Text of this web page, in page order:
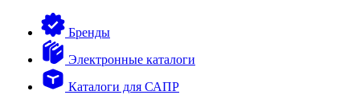
Бренды
Электронные каталоги
Каталоги для САПР